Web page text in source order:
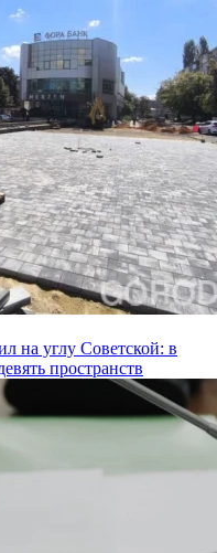
на углу Советской: в
пространств